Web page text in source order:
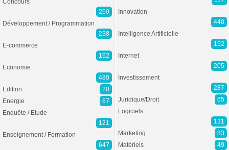
Concours
260
Développement / Programmation
238
E-commerce
162
Economie
480
Edition
20
Energie
67
Enquête / Etude
121
Enseignement / Formation
647
Innovation
440
Intelligence Artificielle
152
Internet
205
Investissement
287
Juridique/Droit
65
Logiciels
131
Marketing
83
Matériels
49